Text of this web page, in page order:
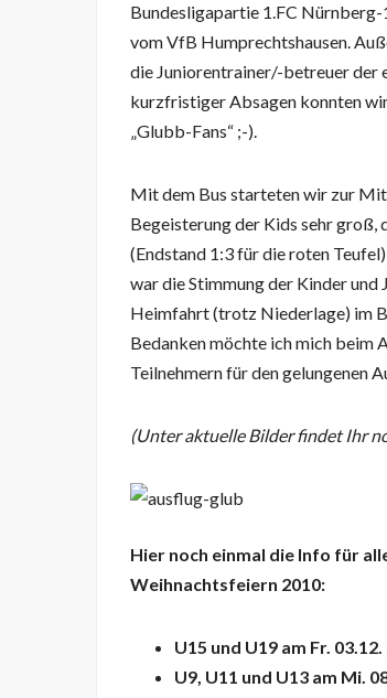
Bundesligapartie 1.FC
vom VfB Humprechtshausen.
die Juniorentrainer/-betreuer der
kurzfristiger Absagen konnten
„Glubb-Fans“ ;-).
Mit dem Bus starteten wir zur
Begeisterung der Kids sehr groß,
(Endstand 1:3 für die roten
war die Stimmung der Kinder und
Heimfahrt (trotz Niederlage) im
Bedanken möchte ich mich beim
Teilnehmern für den gelungenen
(Unter aktuelle Bilder findet Ihr
Hier noch einmal die Info für
Weihnachtsfeiern 2010:
U15 und U19 am Fr.
U9, U11 und U13 am Mi.